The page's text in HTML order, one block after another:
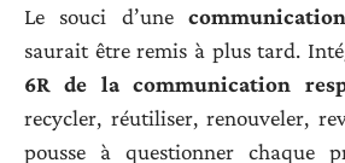
Le souci d’une
saurait être remis à plus tard.
6R de la communication
recycler, réutiliser, renouveler,
pousse à questionner chaque